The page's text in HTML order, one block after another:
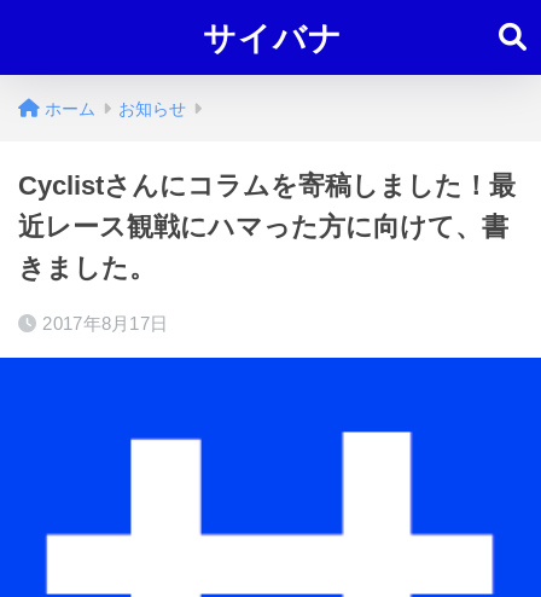
サイバナ
ホーム お知らせ
Cyclistさんにコラムを寄稿しました！最
近レース観戦にハマった方に向けて、書
きました。
2017年8月17日